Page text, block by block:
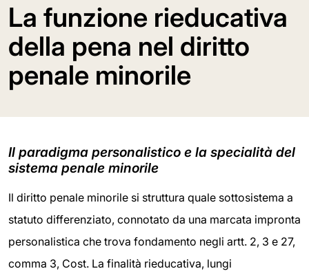
La funzione rieducativa
della pena nel diritto
penale minorile
Il paradigma personalistico e la specialità del
sistema penale minorile
Il diritto penale minorile si struttura quale sottosistema a
statuto differenziato, connotato da una marcata impronta
personalistica che trova fondamento negli artt. 2, 3 e 27,
comma 3, Cost. La finalità rieducativa, lungi